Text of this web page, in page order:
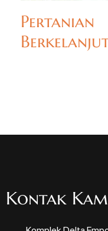
Pertanian
Kontak